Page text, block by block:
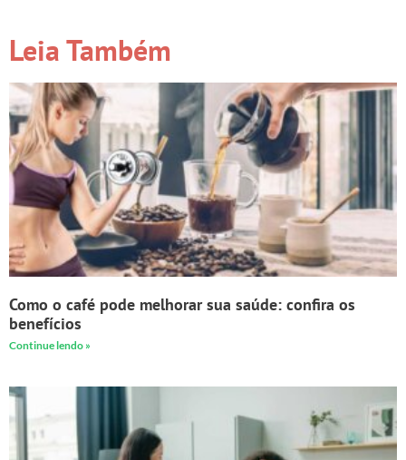
Leia Também
Como o café pode melhorar sua saúde: confira os
benefícios
Continue lendo »